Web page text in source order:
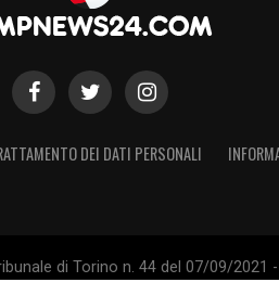
DEI DATI PERSONALI
di Torino n. 44 del 07/09/